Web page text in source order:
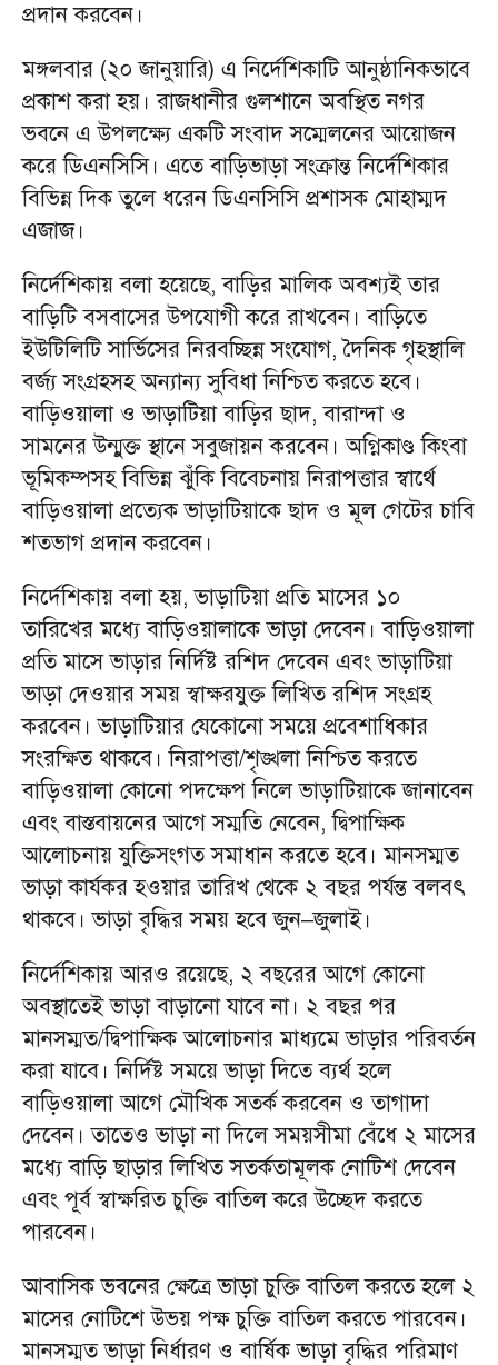
প্রদান করবেন।
মঙ্গলবার (২০ জানুয়ারি) এ নির্দেশিকাটি আনুষ্ঠানিকভাবে
প্রকাশ করা হয়। রাজধানীর গুলশানে অবস্থিত নগর
ভবনে এ উপলক্ষ্যে একটি সংবাদ সম্মেলনের আয়োজন
করে ডিএনসিসি। এতে বাড়িভাড়া সংক্রান্ত নির্দেশিকার
বিভিন্ন দিক তুলে ধরেন ডিএনসিসি প্রশাসক মোহাম্মদ
এজাজ।
নির্দেশিকায় বলা হয়েছে, বাড়ির মালিক অবশ্যই তার
বাড়িটি বসবাসের উপযোগী করে রাখবেন। বাড়িতে
ইউটিলিটি সার্ভিসের নিরবচ্ছিন্ন সংযোগ, দৈনিক গৃহস্থালি
বর্জ্য সংগ্রহসহ অন্যান্য সুবিধা নিশ্চিত করতে হবে।
বাড়িওয়ালা ও ভাড়াটিয়া বাড়ির ছাদ, বারান্দা ও
সামনের উন্মুক্ত স্থানে সবুজায়ন করবেন। অগ্নিকাণ্ড কিংবা
ভূমিকম্পসহ বিভিন্ন ঝুঁকি বিবেচনায় নিরাপত্তার স্বার্থে
বাড়িওয়ালা প্রত্যেক ভাড়াটিয়াকে ছাদ ও মূল গেটের চাবি
শতভাগ প্রদান করবেন।
নির্দেশিকায় বলা হয়, ভাড়াটিয়া প্রতি মাসের ১০
তারিখের মধ্যে বাড়িওয়ালাকে ভাড়া দেবেন। বাড়িওয়ালা
প্রতি মাসে ভাড়ার নির্দিষ্ট রশিদ দেবেন এবং ভাড়াটিয়া
ভাড়া দেওয়ার সময় স্বাক্ষরযুক্ত লিখিত রশিদ সংগ্রহ
করবেন। ভাড়াটিয়ার যেকোনো সময়ে প্রবেশাধিকার
সংরক্ষিত থাকবে। নিরাপত্তা/শৃঙ্খলা নিশ্চিত করতে
বাড়িওয়ালা কোনো পদক্ষেপ নিলে ভাড়াটিয়াকে জানাবেন
এবং বাস্তবায়নের আগে সম্মতি নেবেন, দ্বিপাক্ষিক
আলোচনায় যুক্তিসংগত সমাধান করতে হবে। মানসম্মত
ভাড়া কার্যকর হওয়ার তারিখ থেকে ২ বছর পর্যন্ত বলবৎ
থাকবে। ভাড়া বৃদ্ধির সময় হবে জুন–জুলাই।
নির্দেশিকায় আরও রয়েছে, ২ বছরের আগে কোনো
অবস্থাতেই ভাড়া বাড়ানো যাবে না। ২ বছর পর
মানসম্মত/দ্বিপাক্ষিক আলোচনার মাধ্যমে ভাড়ার পরিবর্তন
করা যাবে। নির্দিষ্ট সময়ে ভাড়া দিতে ব্যর্থ হলে
বাড়িওয়ালা আগে মৌখিক সতর্ক করবেন ও তাগাদা
দেবেন। তাতেও ভাড়া না দিলে সময়সীমা বেঁধে ২ মাসের
মধ্যে বাড়ি ছাড়ার লিখিত সতর্কতামূলক নোটিশ দেবেন
এবং পূর্ব স্বাক্ষরিত চুক্তি বাতিল করে উচ্ছেদ করতে
পারবেন।
আবাসিক ভবনের ক্ষেত্রে ভাড়া চুক্তি বাতিল করতে হলে ২
মাসের নোটিশে উভয় পক্ষ চুক্তি বাতিল করতে পারবেন।
মানসম্মত ভাড়া নির্ধারণ ও বার্ষিক ভাড়া বৃদ্ধির পরিমাণ